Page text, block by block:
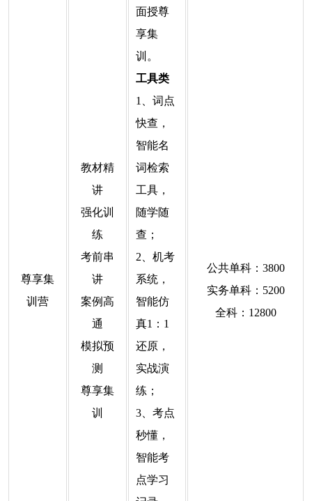
尊享集
训营
教材精
讲
强化训
练
考前串
讲
案例高
通
模拟预
测
尊享集
训
面授尊
享集
训。
工具类
1、词点
快查，
智能名
词检索
工具，
随学随
查；
2、机考
系统，
智能仿
真1：1
还原，
实战演
练；
3、考点
秒懂，
智能考
点学习
公共单科：3800
实务单科：5200
全科：12800